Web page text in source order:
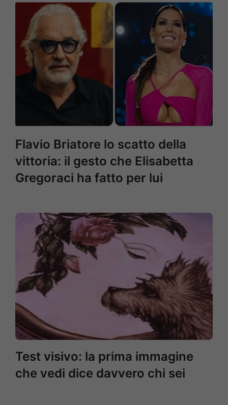
Flavio Briatore lo scatto della
vittoria: il gesto che Elisabetta
Gregoraci ha fatto per lui
Test visivo: la prima immagine
che vedi dice davvero chi sei